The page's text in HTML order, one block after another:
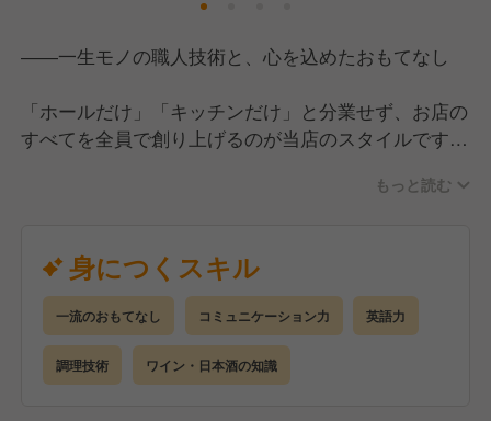
――一生モノの職人技術と、心を込めたおもてなし
「ホールだけ」「キッチンだけ」と分業せず、お店の
すべてを全員で創り上げるのが当店のスタイルです。
【具体的には…】
■仕込み・調理
食材のカットや盛り付け、一品料理の調理補助からス
タートします。
成長に合わせて、一生モノのスキルである串打ちや焼
きの技術まで、余すことなくお伝えします。
もっと読む
身につくスキル
一流のおもてなし コミュニケーション力 英語力
調理技術 ワイン・日本酒の知識